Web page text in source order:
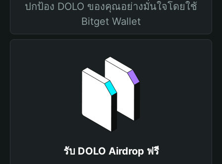
ปกป้อง DOLO ของคุณอย่างมั่นใจโดยใช้
Bitget Wallet
รับ DOLO Airdrop ฟรี